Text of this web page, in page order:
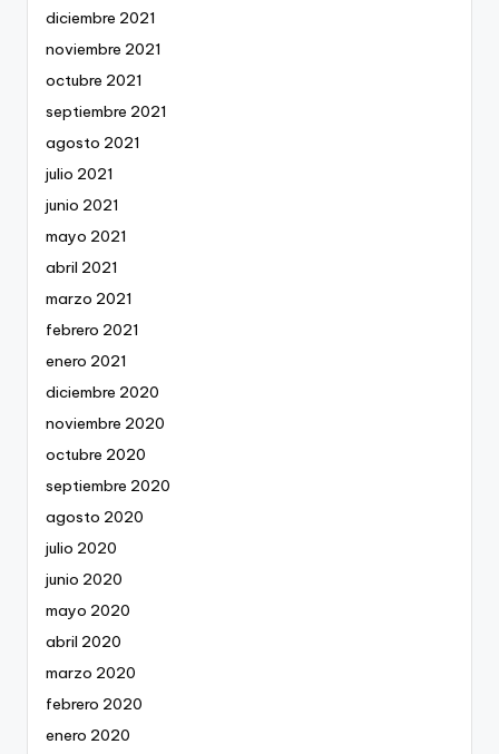
diciembre 2021
noviembre 2021
octubre 2021
septiembre 2021
agosto 2021
julio 2021
junio 2021
mayo 2021
abril 2021
marzo 2021
febrero 2021
enero 2021
diciembre 2020
noviembre 2020
octubre 2020
septiembre 2020
agosto 2020
julio 2020
junio 2020
mayo 2020
abril 2020
marzo 2020
febrero 2020
enero 2020